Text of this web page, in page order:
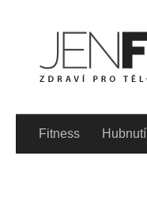
Fitness Hubnutí